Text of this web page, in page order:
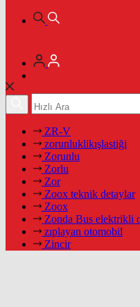
ZR-V
zorunluklikışlastiği
Zorunlu
Zorlu
Zor
Zoox teknik detaylar
Zoox
Zonda Bus elektrikli
zıplayan otomobil
Zincir